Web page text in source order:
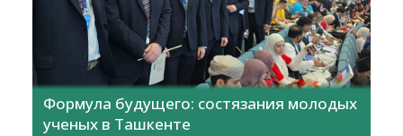
Формула будущего: состязания молодых
ученых в Ташкенте